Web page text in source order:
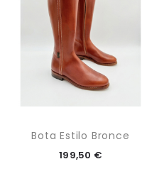
Bota Estilo Bronce
199,50 €